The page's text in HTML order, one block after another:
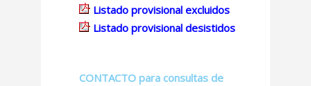
Listado provisional excluidos
Listado provisional desistidos
CONTACTO para consultas de